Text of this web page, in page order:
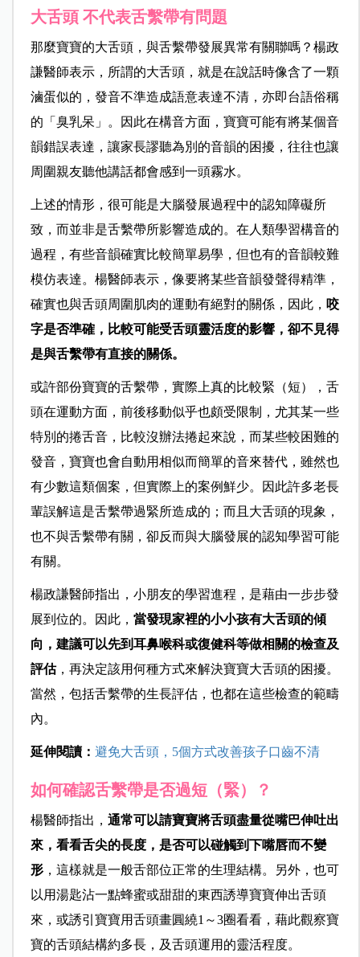
大舌頭 不代表舌繫帶有問題
那麼寶寶的大舌頭，與舌繫帶發展異常有關聯嗎？楊政
謙醫師表示，所謂的大舌頭，就是在說話時像含了一顆
滷蛋似的，發音不準造成語意表達不清，亦即台語俗稱
的「臭乳呆」。因此在構音方面，寶寶可能有將某個音
韻錯誤表達，讓家長謬聽為別的音韻的困擾，往往也讓
周圍親友聽他講話都會感到一頭霧水。
上述的情形，很可能是大腦發展過程中的認知障礙所
致，而並非是舌繫帶所影響造成的。在人類學習構音的
過程，有些音韻確實比較簡單易學，但也有的音韻較難
模仿表達。楊醫師表示，像要將某些音韻發聲得精準，
確實也與舌頭周圍肌肉的運動有絕對的關係，因此， 咬
字是否準確，比較可能受舌頭靈活度的影響，卻不見得
是與舌繫帶有直接的關係。
或許部份寶寶的舌繫帶，實際上真的比較緊（短），舌
頭在運動方面，前後移動似乎也頗受限制，尤其某一些
特別的捲舌音，比較沒辦法捲起來說，而某些較困難的
發音，寶寶也會自動用相似而簡單的音來替代，雖然也
有少數這類個案，但實際上的案例鮮少。因此許多老長
輩誤解這是舌繫帶過緊所造成的；而且大舌頭的現象，
也不與舌繫帶有關，卻反而與大腦發展的認知學習可能
有關。
楊政謙醫師指出，小朋友的學習進程，是藉由一步步發
展到位的。因此， 當發現家裡的小小孩有大舌頭的傾
向，建議可以先到耳鼻喉科或復健科等做相關的檢查及
評估，再決定該用何種方式來解決寶寶大舌頭的困擾。
當然，包括舌繫帶的生長評估，也都在這些檢查的範疇
內。
延伸閱讀： 避免大舌頭，5個方式改善孩子口齒不清
如何確認舌繫帶是否過短（緊）？
楊醫師指出， 通常可以請寶寶將舌頭盡量從嘴巴伸吐出
來，看看舌尖的長度，是否可以碰觸到下嘴唇而不變
形，這樣就是一般舌部位正常的生理結構。另外，也可
以用湯匙沾一點蜂蜜或甜甜的東西誘導寶寶伸出舌頭
來，或誘引寶寶用舌頭畫圓繞1～3圈看看，藉此觀察寶
寶的舌頭結構約多長，及舌頭運用的靈活程度。